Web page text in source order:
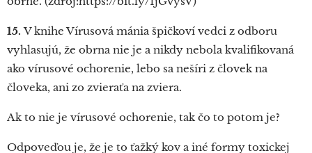
15.V knihe Vírusová mánia špičkoví vedci z odboru
vyhlasujú, že obrna nie je a nikdy nebola kvalifikovaná
ako vírusové ochorenie, lebo sa nešíri z človek na
človeka, ani zo zvieraťa na zviera.
Ak to nie je vírusové ochorenie, tak čo to potom je?
Odpoveďou je, že je to ťažký kov a iné formy toxickej